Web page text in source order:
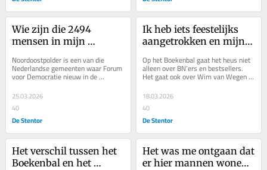
Wie zijn die 2494
mensen in mijn
voor Democratie
stemden?
Noordoostpolder is een van die
Nederlandse gemeenten waar Forum
voor Democratie nieuw in de
2494 mensen die erop...
25.03.2026
40
De Stentor
Ik heb iets feestelijks
aangetrokken en mijn
bij de kapper in
Luttelgeest
Op het Boekenbal gaat het heus niet
alleen over BN’ers en bestsellers.
Het gaat ook over Wim van Wegen
uit Bant en zijn nieuwe politieke
partij.
18.03.2026
40
De Stentor
Het verschil tussen het
Boekenbal en het
Het was me ontgaan dat
er hier mannen wonen